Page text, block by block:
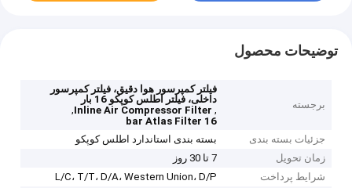
توضیحات محصول
برجسته
فیلتر کمپرسور هوا دقیق، فیلتر کمپرسور
داخلی، فیلتر اطلس کوپکو 16 بار
,
Inline Air Compressor Filter
,
16 bar Atlas Filter
جزئیات بسته بندی
بسته بندی استاندارد اطلس کوپکو
زمان تحویل
7 تا 30 روز
شرایط پرداخت
L/C، T/T، D/A، Western Union، D/P